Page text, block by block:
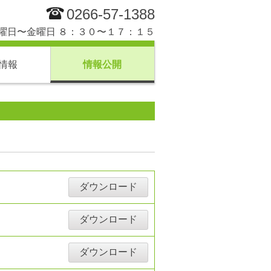
0266-57-1388
日〜金曜日 ８：３０〜１７：１５
報 情報公開
ダウンロード
ダウンロード
ダウンロード